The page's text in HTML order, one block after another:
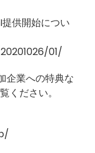
供開始につい
01/
企業への特典な
ください。